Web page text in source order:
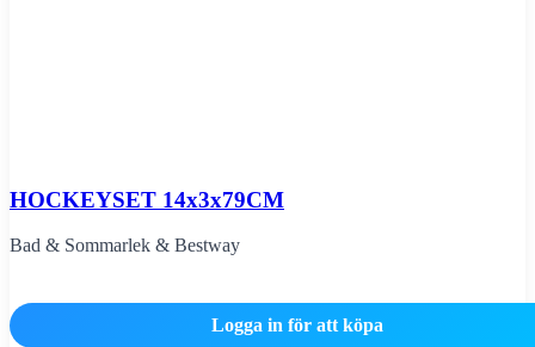
HOCKEYSET 14x3x79CM
Bad & Sommarlek & Bestway
Logga in för att köpa